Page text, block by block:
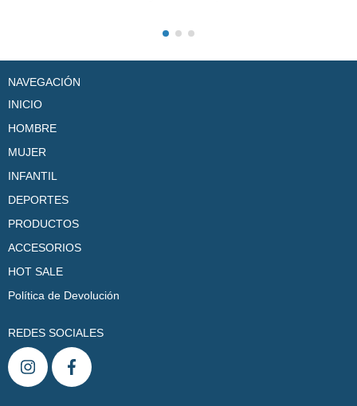
NAVEGACIÓN
INICIO
HOMBRE
MUJER
INFANTIL
DEPORTES
PRODUCTOS
ACCESORIOS
HOT SALE
Política de Devolución
REDES SOCIALES